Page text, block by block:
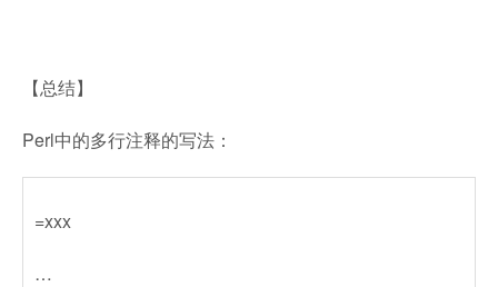
【总结】
Perl中的多行注释的写法：
=xxx
…